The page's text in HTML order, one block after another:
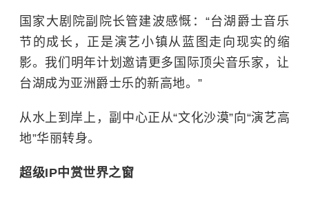
国家大剧院副院长管建波感慨：“台湖爵士音乐
节的成长，正是演艺小镇从蓝图走向现实的缩
影。我们明年计划邀请更多国际顶尖音乐家，让
台湖成为亚洲爵士乐的新高地。”
从水上到岸上，副中心正从“文化沙漠”向“演艺高
地”华丽转身。
超级IP中赏世界之窗